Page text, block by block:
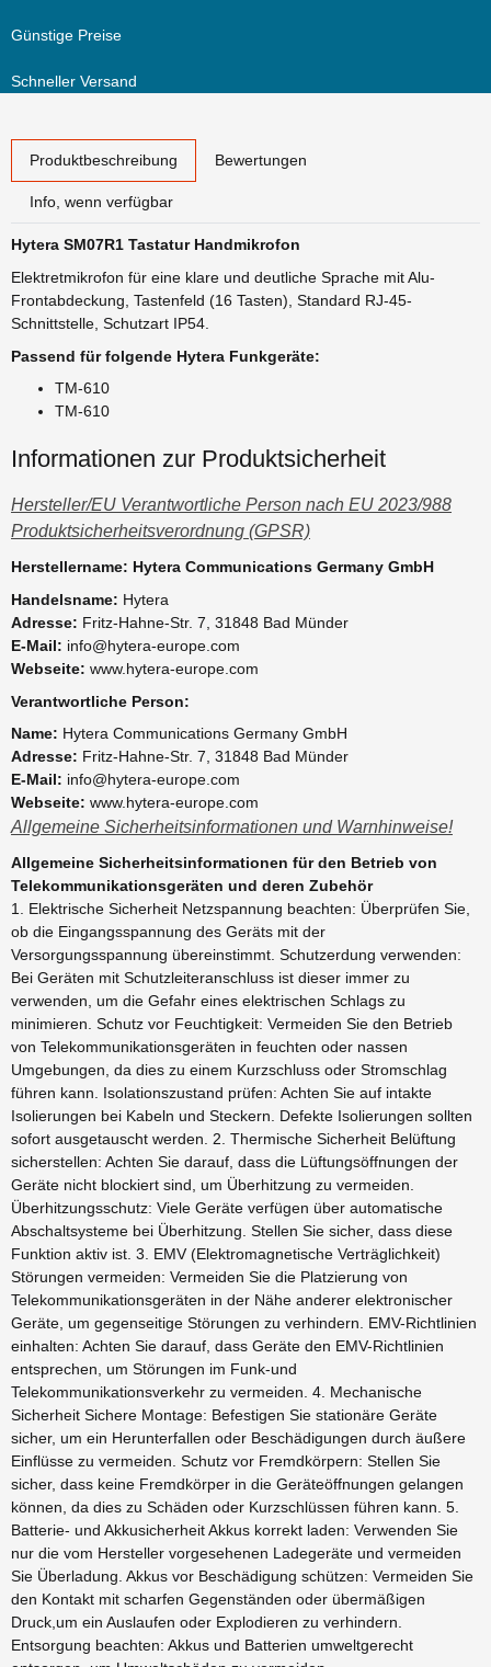
Günstige Preise
Schneller Versand
Produktbeschreibung Bewertungen
Info, wenn verfügbar
Hytera SM07R1 Tastatur Handmikrofon
Elektretmikrofon für eine klare und deutliche Sprache mit Alu-
Frontabdeckung, Tastenfeld (16 Tasten), Standard RJ-45-
Schnittstelle, Schutzart IP54.
Passend für folgende Hytera Funkgeräte:
TM-610
TM-610
Informationen zur Produktsicherheit
Hersteller/EU Verantwortliche Person nach EU 2023/988
Produktsicherheitsverordnung (GPSR)
Herstellername: Hytera Communications Germany GmbH
Handelsname: Hytera
Adresse: Fritz-Hahne-Str. 7, 31848 Bad Münder
E-Mail: info@hytera-europe.com
Webseite: www.hytera-europe.com
Verantwortliche Person:
Name: Hytera Communications Germany GmbH
Adresse: Fritz-Hahne-Str. 7, 31848 Bad Münder
E-Mail: info@hytera-europe.com
Webseite: www.hytera-europe.com
Allgemeine Sicherheitsinformationen und Warnhinweise!
Allgemeine Sicherheitsinformationen für den Betrieb von
Telekommunikationsgeräten und deren Zubehör
1. Elektrische Sicherheit Netzspannung beachten: Überprüfen Sie,
ob die Eingangsspannung des Geräts mit der
Versorgungsspannung übereinstimmt. Schutzerdung verwenden:
Bei Geräten mit Schutzleiteranschluss ist dieser immer zu
verwenden, um die Gefahr eines elektrischen Schlags zu
minimieren. Schutz vor Feuchtigkeit: Vermeiden Sie den Betrieb
von Telekommunikationsgeräten in feuchten oder nassen
Umgebungen, da dies zu einem Kurzschluss oder Stromschlag
führen kann. Isolationszustand prüfen: Achten Sie auf intakte
Isolierungen bei Kabeln und Steckern. Defekte Isolierungen sollten
sofort ausgetauscht werden. 2. Thermische Sicherheit Belüftung
sicherstellen: Achten Sie darauf, dass die Lüftungsöffnungen der
Geräte nicht blockiert sind, um Überhitzung zu vermeiden.
Überhitzungsschutz: Viele Geräte verfügen über automatische
Abschaltsysteme bei Überhitzung. Stellen Sie sicher, dass diese
Funktion aktiv ist. 3. EMV (Elektromagnetische Verträglichkeit)
Störungen vermeiden: Vermeiden Sie die Platzierung von
Telekommunikationsgeräten in der Nähe anderer elektronischer
Geräte, um gegenseitige Störungen zu verhindern. EMV-Richtlinien
einhalten: Achten Sie darauf, dass Geräte den EMV-Richtlinien
entsprechen, um Störungen im Funk-und
Telekommunikationsverkehr zu vermeiden. 4. Mechanische
Sicherheit Sichere Montage: Befestigen Sie stationäre Geräte
sicher, um ein Herunterfallen oder Beschädigungen durch äußere
Einflüsse zu vermeiden. Schutz vor Fremdkörpern: Stellen Sie
sicher, dass keine Fremdkörper in die Geräteöffnungen gelangen
können, da dies zu Schäden oder Kurzschlüssen führen kann. 5.
Batterie- und Akkusicherheit Akkus korrekt laden: Verwenden Sie
nur die vom Hersteller vorgesehenen Ladegeräte und vermeiden
Sie Überladung. Akkus vor Beschädigung schützen: Vermeiden Sie
den Kontakt mit scharfen Gegenständen oder übermäßigen
Druck,um ein Auslaufen oder Explodieren zu verhindern.
Entsorgung beachten: Akkus und Batterien umweltgerecht